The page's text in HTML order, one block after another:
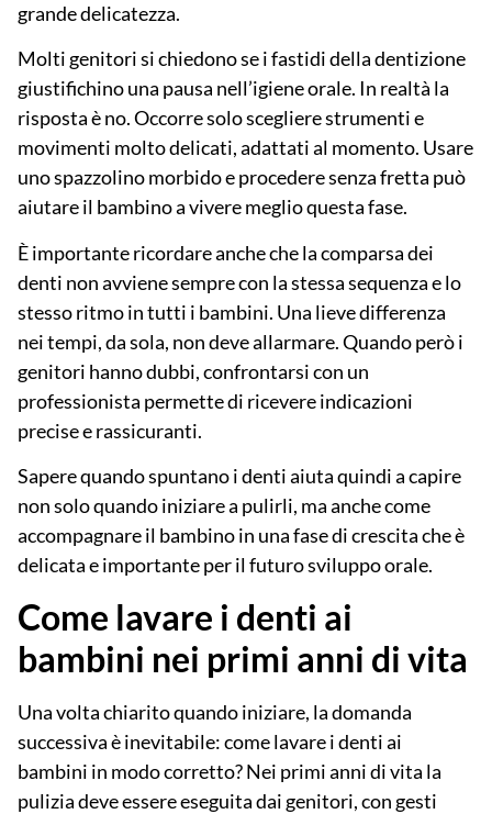
grande delicatezza.
Molti genitori si chiedono se i fastidi della dentizione
giustifichino una pausa nell’igiene orale. In realtà la
risposta è no. Occorre solo scegliere strumenti e
movimenti molto delicati, adattati al momento. Usare
uno spazzolino morbido e procedere senza fretta può
aiutare il bambino a vivere meglio questa fase.
È importante ricordare anche che la comparsa dei
denti non avviene sempre con la stessa sequenza e lo
stesso ritmo in tutti i bambini. Una lieve differenza
nei tempi, da sola, non deve allarmare. Quando però i
genitori hanno dubbi, confrontarsi con un
professionista permette di ricevere indicazioni
precise e rassicuranti.
Sapere quando spuntano i denti aiuta quindi a capire
non solo quando iniziare a pulirli, ma anche come
accompagnare il bambino in una fase di crescita che è
delicatae importante per il futuro sviluppo orale.
Come lavare i denti ai
bambini nei primi anni di vita
Una volta chiarito quando iniziare, la domanda
successiva è inevitabile:come lavare i denti ai
bambini in modo corretto? Nei primi anni di vita la
pulizia deve essere eseguita dai genitori, con gesti